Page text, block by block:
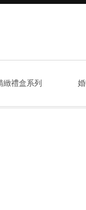
緻禮盒系列